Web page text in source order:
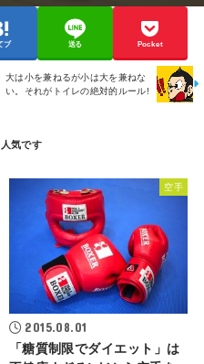
ブ 送る Pocket
大は小を兼ねるが小は大を兼ねな
い。それがトイレの絶対的ルール!
空手
2015.08.01
「糖質制限でダイエット」は